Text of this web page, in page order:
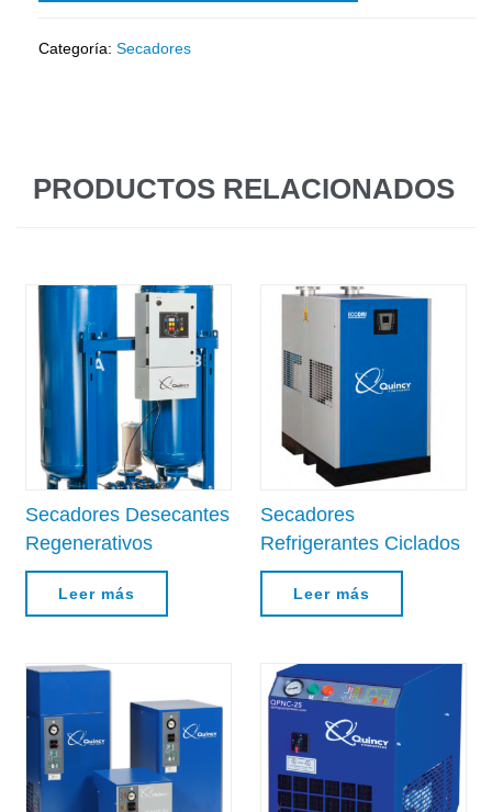
Categoría: Secadores
PRODUCTOS RELACIONADOS
Secadores Desecantes
Regenerativos
Leer más
Secadores
Refrigerantes Ciclados
Leer más